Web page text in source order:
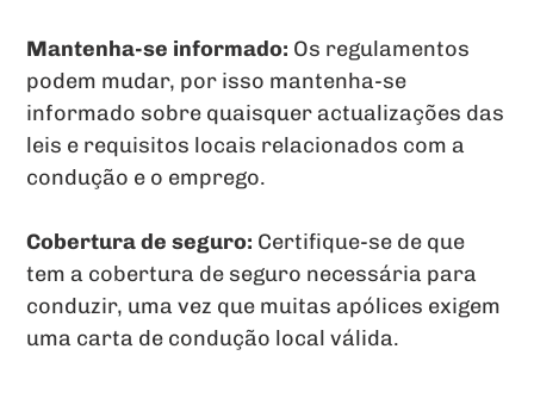
Mantenha-se informado: Os regulamentos
podem mudar, por isso mantenha-se
informado sobre quaisquer actualizações das
leis e requisitos locais relacionados com a
condução e o emprego.
Cobertura de seguro: Certifique-se de que
tem a cobertura de seguro necessária para
conduzir, uma vez que muitas apólices exigem
uma carta de condução local válida.